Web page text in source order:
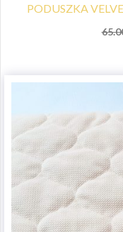
PODUSZKA